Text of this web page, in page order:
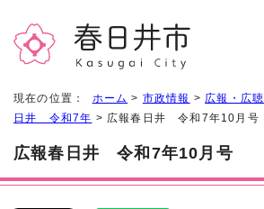
現在の位置： ホーム > 市政情報 > 広報・広聴
日井 令和7年 > 広報春日井 令和7年10月号
広報春日井 令和7年10月号